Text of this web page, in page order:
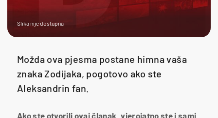
Slika nije dostupna
Možda ova pjesma postane himna vaša
znaka Zodijaka, pogotovo ako ste
Aleksandrin fan.
Ako ste otvorili ovaj članak, vjerojatno ste i sami